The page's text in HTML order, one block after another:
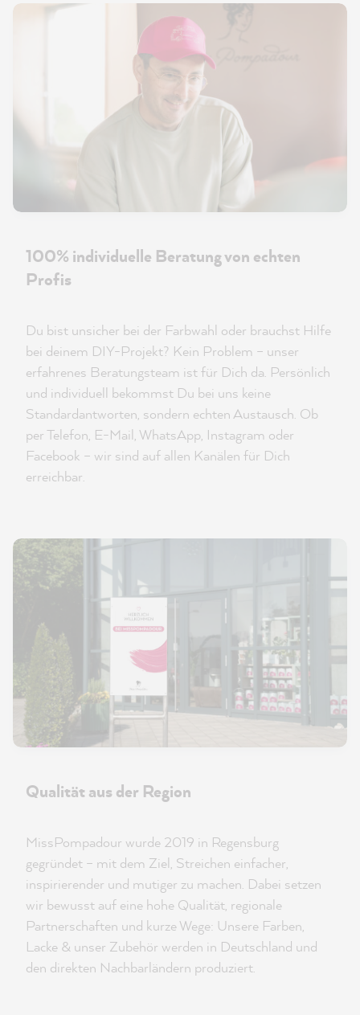
100% individuelle Beratung von echten
Profis
Du bist unsicher bei der Farbwahl oder brauchst Hilfe
bei deinem DIY-Projekt? Kein Problem – unser
erfahrenes Beratungsteam ist für Dich da. Persönlich
und individuell bekommst Du bei uns keine
Standardantworten, sondern echten Austausch. Ob
per Telefon, E-Mail, WhatsApp, Instagram oder
Facebook – wir sind auf allen Kanälen für Dich
erreichbar.
Qualität aus der Region
MissPompadour wurde 2019 in Regensburg
gegründet – mit dem Ziel, Streichen einfacher,
inspirierender und mutiger zu machen. Dabei setzen
wir bewusst auf eine hohe Qualität, regionale
Partnerschaften und kurze Wege: Unsere Farben,
Lacke & unser Zubehör werden in Deutschland und
den direkten Nachbarländern produziert.